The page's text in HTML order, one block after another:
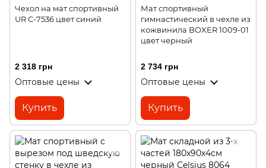
Чехол на мат спортивный
UR C-7536 цвет синий
2 318 грн
Оптовые цены
Купить
Мат спортивный
гимнастический в чехле из
кожвинила BOXER 1009-01
цвет черный
2 734 грн
Оптовые цены
Купить